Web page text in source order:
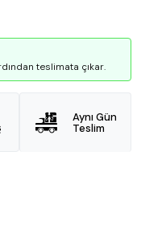
teslimata çıkar.
Aynı Gün
Teslim